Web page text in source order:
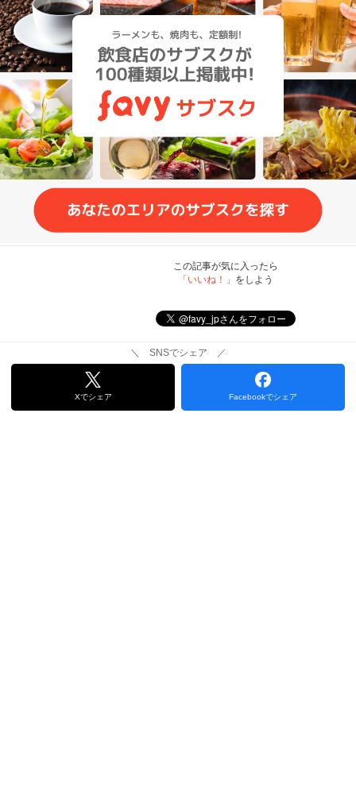
この記事が気に入ったら
「いいね！」 をしよう
＼ SNSでシェア ／
Xでシェア Facebookでシェア